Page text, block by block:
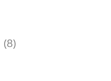
(8)